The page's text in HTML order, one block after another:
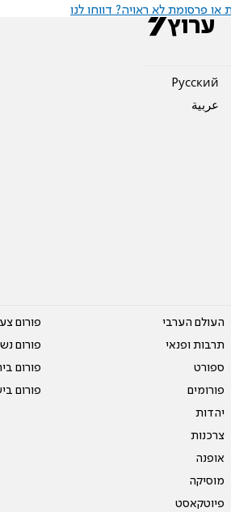
פרסומת לא ראויה? דווחו לנו
Pусский
عربية
העולם הערבי
תרבות ופנאי
ספורט
פורומים
יהדות
צרכנות
אופנה
מוסיקה
פיוטקאסט
פורום
פורום
פורום
פורום